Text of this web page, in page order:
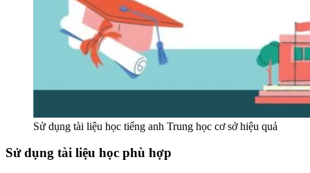
Sử dụng tài liệu học tiếng anh Trung học cơ sở hiệu quả
Sử dụng tài liệu học phù hợp